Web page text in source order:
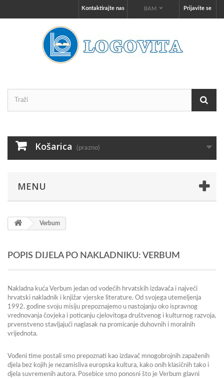
Prijavite se
BAM
Kontaktirajte nas
Košarica (prazno)
MENU
Verbum
POPIS DIJELA PO NAKLADNIKU: VERBUM
Nakladna kuća Verbum jedan od vodećih hrvatskih izdavača i najveći
hrvatski nakladnik i knjižar vjerske literature. Od svojega utemeljenja
1992. godine svoju misiju prepoznajemo u nastojanju oko ispravnog
vrednovanja čovjeka i poticanju cjelovitoga društvenog i kulturnog razvoja,
prvenstveno stavljajući naglasak na promicanje duhovnih i moralnih
vrijednota.
Vođeni time postali smo prepoznati kao izdavač mnogobrojnih zapaženih
djela bez kojih je nezamisliva europska kultura, kako onih klasičnih tako i
djela suvremenih autora. Posebice smo ponosni što je Verbum glavni